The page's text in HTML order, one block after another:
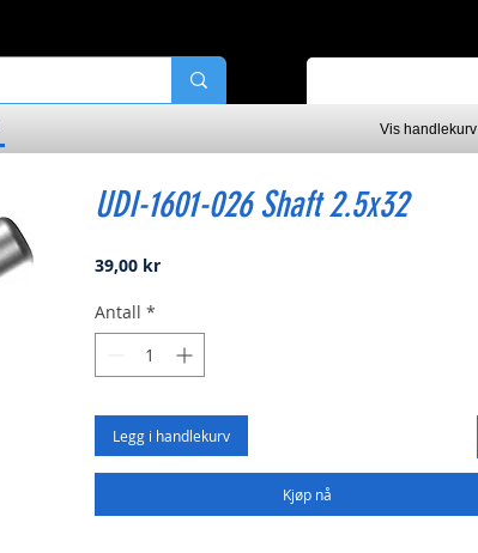
Vis handlekurv
UDI-1601-026 Shaft 2.5x32
39,00 krPris
Antall *
Legg i handlekurv
Kjøp nå